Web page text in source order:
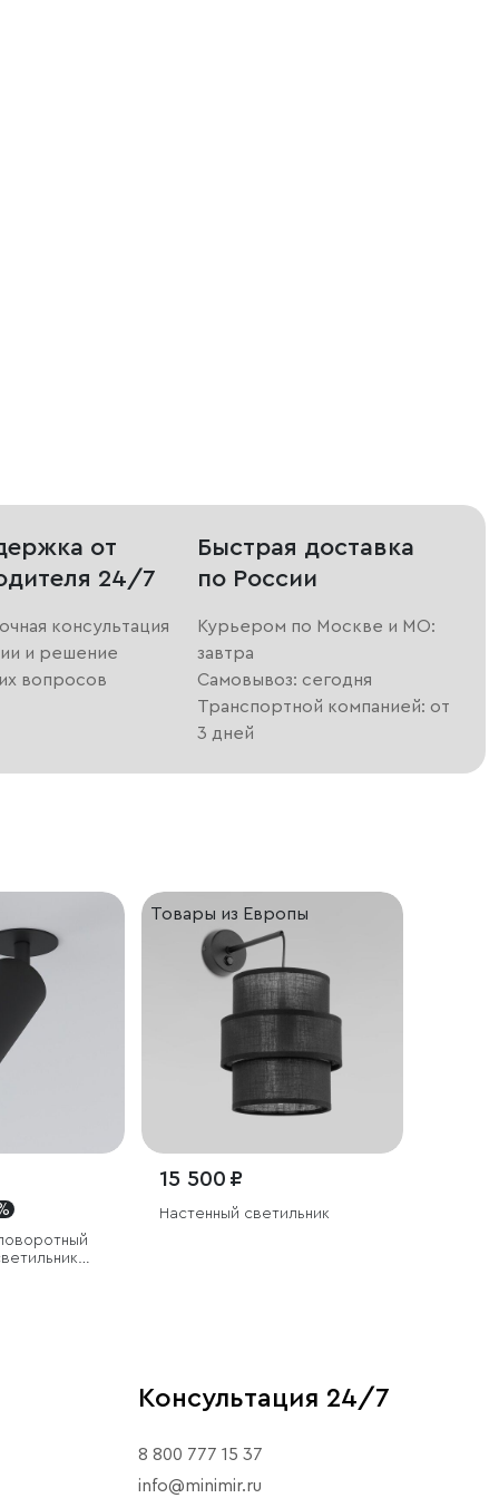
от
24/7
консультация
и решение
вопросов
Быстрая доставка
по России
Курьером по Москве и МО:
завтра
Самовывоз: сегодня
Транспортной компанией: от
3 дней
Товары из Европы
15 500 ₽
Настенный светильник
Консультация 24/7
8 800 777 15 37
info@minimir.ru